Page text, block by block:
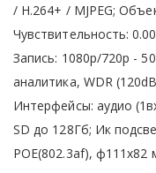
/ H.264+ / MJPEG;
Чувствительность:
Запись: 1080р/720р -
аналитика, WDR
Интерфейсы: аудио
SD до 128Гб; Ик
POE(802.3af), ф111x82